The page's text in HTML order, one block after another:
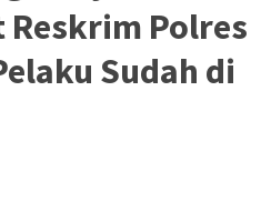
Reskrim Polres
Sudah di